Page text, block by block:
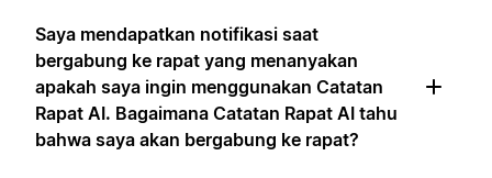
Saya mendapatkan notifikasi saat
bergabung ke rapat yang menanyakan
apakah saya ingin menggunakan Catatan
Rapat AI. Bagaimana Catatan Rapat AI tahu
bahwa saya akan bergabung ke rapat?